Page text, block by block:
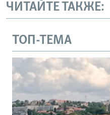
ЧИТАЙТЕ ТАКЖЕ:
ТОП-ТЕМА